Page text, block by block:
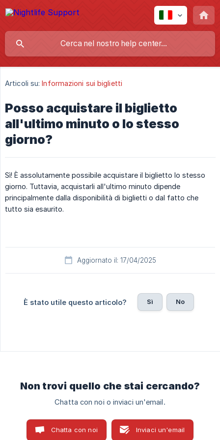
Articoli su: Informazioni sui biglietti
Posso acquistare il biglietto
all'ultimo minuto o lo stesso
giorno?
Sì! È assolutamente possibile acquistare il biglietto lo stesso
giorno. Tuttavia, acquistarli all'ultimo minuto dipende
principalmente dalla disponibilità di biglietti o dal fatto che
tutto sia esaurito.
Aggiornato il: 17/04/2025
È stato utile questo articolo? Sì No
Non trovi quello che stai cercando?
Chatta con noi o inviaci un'email.
Chatta con noi Inviaci un'email